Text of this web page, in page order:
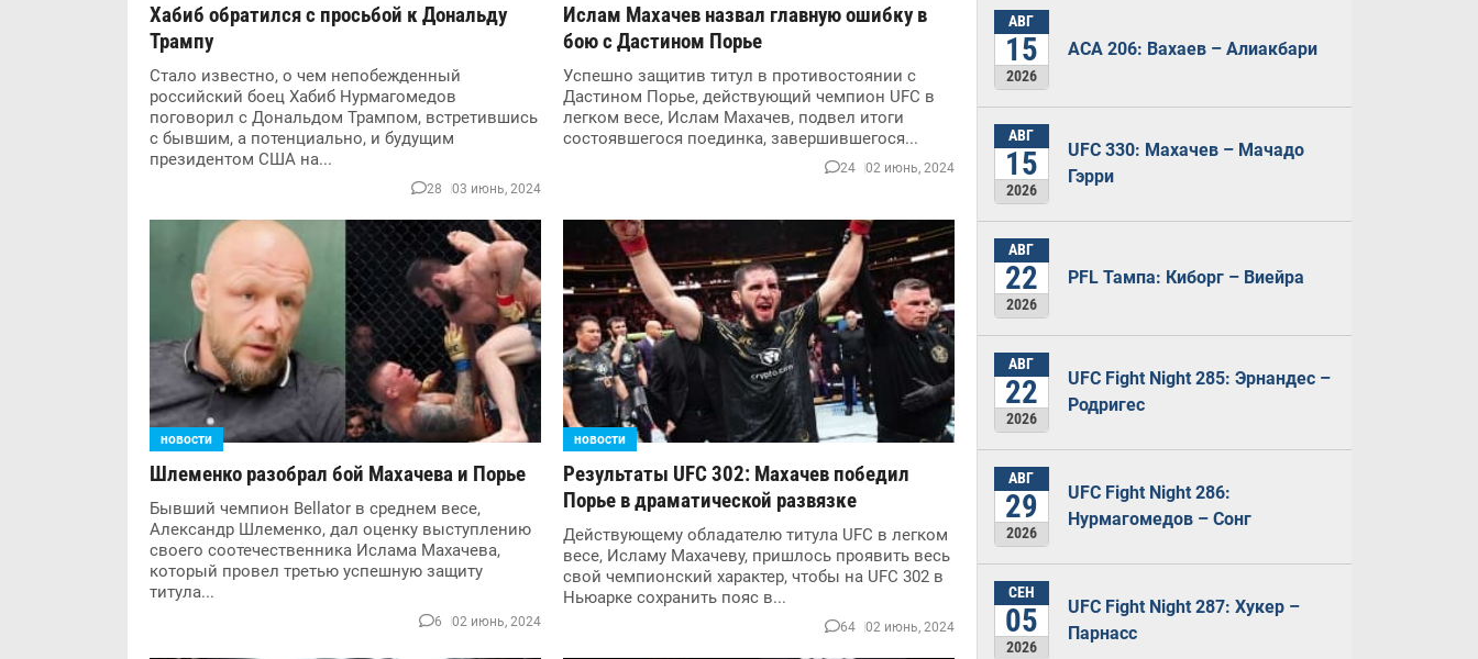
Хабиб обратился с просьбой к Дональду
Трампу
Стало известно, о чем непобежденный
российский боец Хабиб Нурмагомедов
поговорил с Дональдом Трампом, встретившись
с бывшим, а потенциально, и будущим
президентом США на...
28 03 июнь, 2024
Ислам Махачев назвал главную ошибку в
бою с Дастином Порье
Успешно защитив титул в противостоянии с
Дастином Порье, действующий чемпион UFC в
легком весе, Ислам Махачев, подвел итоги
состоявшегося поединка, завершившегося...
24 02 июнь, 2024
новости
Шлеменко разобрал бой Махачева и Порье
Бывший чемпион Bellator в среднем весе,
Александр Шлеменко, дал оценку выступлению
своего соотечественника Ислама Махачева,
который провел третью успешную защиту
титула...
6 02 июнь, 2024
новости
Результаты UFC 302: Махачев победил
Порье в драматической развязке
Действующему обладателю титула UFC в легком
весе, Исламу Махачеву, пришлось проявить весь
свой чемпионский характер, чтобы на UFC 302 в
Ньюарке сохранить пояс в...
64 02 июнь, 2024
АВГ
15
2026
ACA 206: Вахаев – Алиакбари
АВГ
15
2026
UFC 330: Махачев – Мачадо
Гэрри
АВГ
22
2026
PFL Тампа: Киборг – Виейра
АВГ
22
2026
UFC Fight Night 285: Эрнандес –
Родригес
АВГ
29
2026
UFC Fight Night 286:
Нурмагомедов – Сонг
СЕН
05
2026
UFC Fight Night 287: Хукер –
Парнасс